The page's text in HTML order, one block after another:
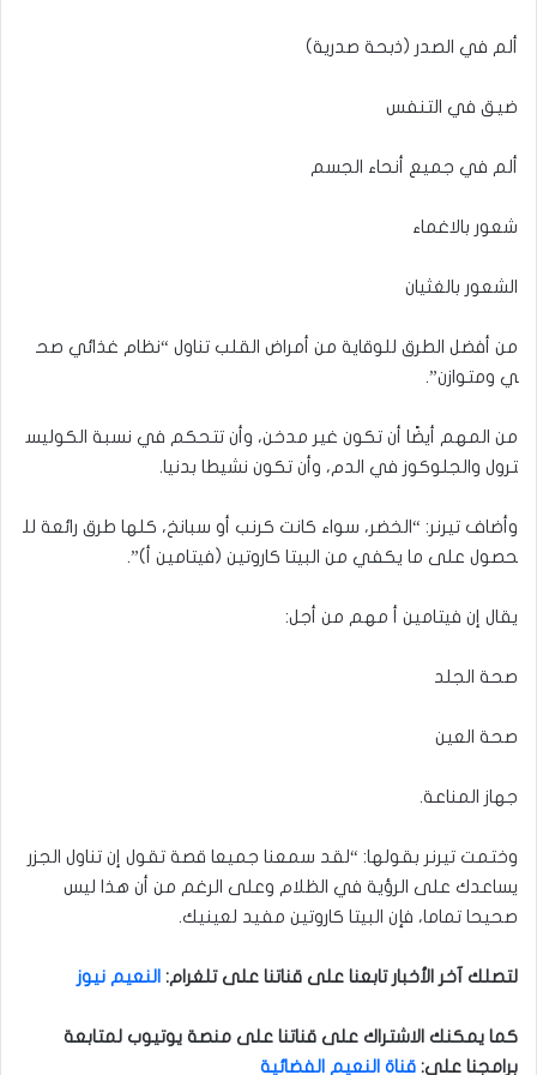
ألم في الصدر (ذبحة صدرية)
ضيق في التنفس
ألم في جميع أنحاء الجسم
شعور بالاغماء
الشعور بالغثيان
من أفضل الطرق للوقاية من أمراض القلب تناول “نظام غذائي صح
ي ومتوازن”.
من المهم أيضًا أن تكون غير مدخن، وأن تتحكم في نسبة الكوليس
ترول والجلوكوز في الدم، وأن تكون نشيطا بدنيا.
وأضاف تيرنر: “الخضر، سواء كانت كرنب أو سبانخ، كلها طرق رائعة لل
حصول على ما يكفي من البيتا كاروتين (فيتامين أ)”.
يقال إن فيتامين أ مهم من أجل:
صحة الجلد
صحة العين
جهاز المناعة.
وختمت تيرنر بقولها: “لقد سمعنا جميعا قصة تقول إن تناول الجزر
يساعدك على الرؤية في الظلام وعلى الرغم من أن هذا ليس
صحيحا تماما، فإن البيتا كاروتين مفيد لعينيك.
لتصلك آخر الأخبار تابعنا على قناتنا على تلغرام: النعيم نيوز
كما يمكنك الاشتراك على قناتنا على منصة يوتيوب لمتابعة
برامجنا على: قناة النعيم الفضائية